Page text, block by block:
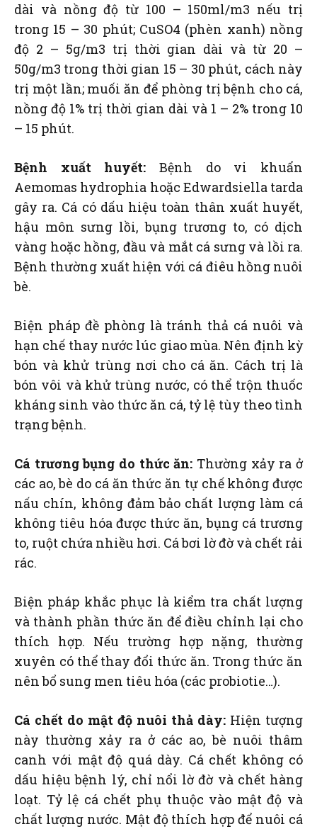
dài và nồng độ từ 100 – 150ml/m3 nếu trị
trong 15 – 30 phút; CuSO4 (phèn xanh) nồng
độ 2 – 5g/m3 trị thời gian dài và từ 20 –
50g/m3 trong thời gian 15 – 30 phút, cách này
trị một lần; muối ăn để phòng trị bệnh cho cá,
nồng độ 1% trị thời gian dài và 1 – 2% trong 10
– 15 phút.
Bệnh xuất huyết: Bệnh do vi khuẩn
Aemomas hydrophia hoặc Edwardsiella tarda
gây ra. Cá có dấu hiệu toàn thân xuất huyết,
hậu môn sưng lồi, bụng trương to, có dịch
vàng hoặc hồng, đầu và mắt cá sưng và lồi ra.
Bệnh thường xuất hiện với cá điêu hồng nuôi
bè.
Biện pháp đề phòng là tránh thả cá nuôi và
hạn chế thay nước lúc giao mùa. Nên định kỳ
bón và khử trùng nơi cho cá ăn. Cách trị là
bón vôi và khử trùng nước, có thể trộn thuốc
kháng sinh vào thức ăn cá, tỷ lệ tùy theo tình
trạng bệnh.
Cá trương bụng do thức ăn: Thường xảy ra ở
các ao, bè do cá ăn thức ăn tự chế không được
nấu chín, không đảm bảo chất lượng làm cá
không tiêu hóa được thức ăn, bụng cá trương
to, ruột chứa nhiều hơi. Cá bơi lờ đờ và chết rải
rác.
Biện pháp khắc phục là kiểm tra chất lượng
và thành phần thức ăn để điều chỉnh lại cho
thích hợp. Nếu trường hợp nặng, thường
xuyên có thể thay đổi thức ăn. Trong thức ăn
nên bổ sung men tiêu hóa (các probiotie…).
Cá chết do mật độ nuôi thả dày: Hiện tượng
này thường xảy ra ở các ao, bè nuôi thâm
canh với mật độ quá dày. Cá chết không có
dấu hiệu bệnh lý, chỉ nổi lờ đờ và chết hàng
loạt. Tỷ lệ cá chết phụ thuộc vào mật độ và
chất lượng nước. Mật độ thích hợp để nuôi cá